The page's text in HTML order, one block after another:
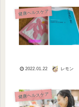
健康ヘルスケア
2022.01.22 レモン
健康ヘルスケア